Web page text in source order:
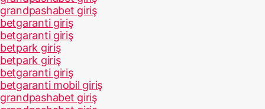
grandpashabet giriş
betgaranti giriş
betgaranti giriş
betpark giriş
betpark giriş
betgaranti giriş
betgaranti mobil giriş
grandpashabet giriş